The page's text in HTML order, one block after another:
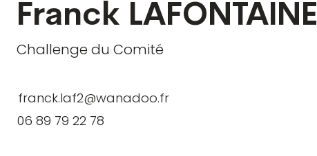
Franck LAFONTAINE
Challenge du Comité
franck.laf2@wanadoo.fr
06 89 79 22 78